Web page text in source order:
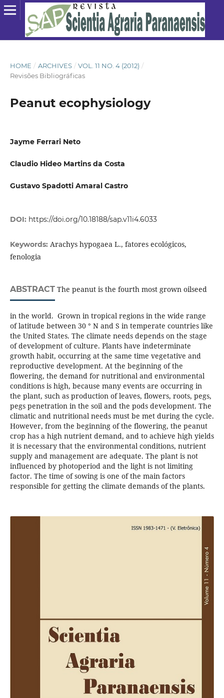
HOME / ARCHIVES / VOL. 11 NO. 4 (2012) /
Revisões Bibliográficas
Peanut ecophysiology
Jayme Ferrari Neto
Claudio Hideo Martins da Costa
Gustavo Spadotti Amaral Castro
DOI: https://doi.org/10.18188/sap.v11i4.6033
Keywords: Arachys hypogaea L., fatores ecológicos,
fenologia
ABSTRACTThe peanut is the fourth most grown oilseed
in the world. Grown in tropical regions in the wide range
of latitude between 30 ° N and S in temperate countries like
the United States. The climate needs depends on the stage
of development of culture. Plants have indeterminate
growth habit, occurring at the same time vegetative and
reproductive development. At the beginning of the
flowering, the demand for nutritional and environmental
conditions is high, because many events are occurring in
the plant, such as production of leaves, flowers, roots, pegs,
pegs penetration in the soil and the pods development. The
climatic and nutritional needs must be met during the cycle.
However, from the beginning of the flowering, the peanut
crop has a high nutrient demand, and to achieve high yields
it is necessary that the environmental conditions, nutrient
supply and management are adequate. The plant is not
influenced by photoperiod and the light is not limiting
factor. The time of sowing is one of the main factors
responsible for getting the climate demands of the plants.